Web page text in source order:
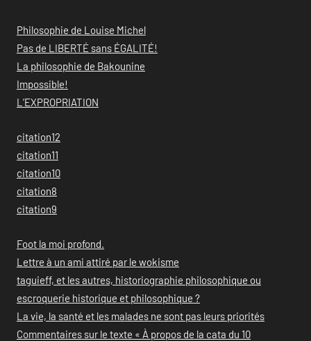
Philosophie de Louise Michel
Pas de LIBERTÉ sans ÉGALITÉ!
La philosophie de Bakounine
Impossible!
L’EXPROPRIATION
citation12
citation11
citation10
citation8
citation9
Foot la moi profond.
Lettre à un ami attiré par le wokisme
taguieff, et les autres, historiographie philosophique ou
escroquerie historique et philosophique ?
La vie, la santé et les malades ne sont pas leurs priorités
Commentaires sur le texte « À propos de la cata du 10